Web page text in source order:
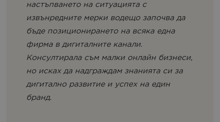
настъпването на ситуацията с
извънредните мерки водещо започва да
бъде позиционирането на всяка една
фирма в дигиталните канали.
Консултирала съм малки онлайн бизнеси,
но исках да надграждам знанията си за
дигитално развитие и успех на един
бранд.